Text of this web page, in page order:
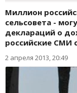
Миллион
сельсовета -
деклараций о
российские СМИ
2 апреля 2013, 20:49